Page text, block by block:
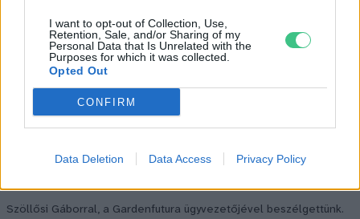
I want to opt-out of Collection, Use,
Retention, Sale, and/or Sharing of my
Personal Data that Is Unrelated with the
Purposes for which it was collected.
Opted Out
CONFIRM
Data Deletion Data Access Privacy Policy
Szöllősi Gáborral, a Gardenfutura ügyvezetőjével beszélgettünk.